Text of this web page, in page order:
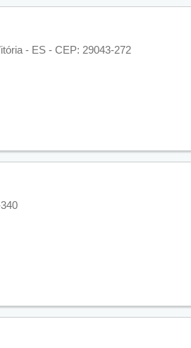
- ES - CEP: 29043-272